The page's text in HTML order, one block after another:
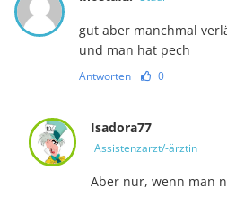
gut aber manchmal
und man hat pech
Antworten 0
Isadora77
Assistenzarzt/-ärztin
Aber nur, wenn man